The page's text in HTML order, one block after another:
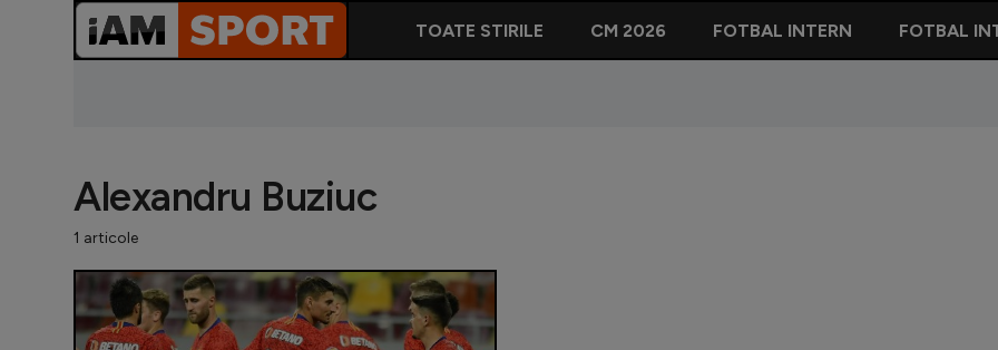
TOATE STIRILE CM 2026 FOTBAL INTERN FOTBAL
Alexandru Buziuc
1 articole